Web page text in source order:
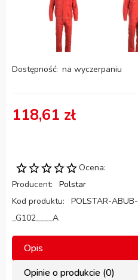
Dostępność: na wyczerpaniu
118,61 zł
Ocena:
Producent:
Polstar
Kod produktu:
POLSTAR-ABUB-
_G102____A
Opis
Opinie o produkcie (0)